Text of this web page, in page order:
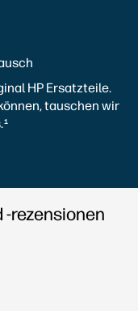
HP Ersatzteile.
tauschen wir
1
rezensionen